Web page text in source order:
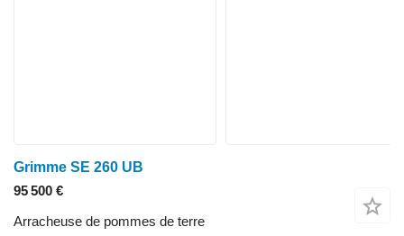
Grimme SE 260 UB
95 500 €
Arracheuse de pommes de terre